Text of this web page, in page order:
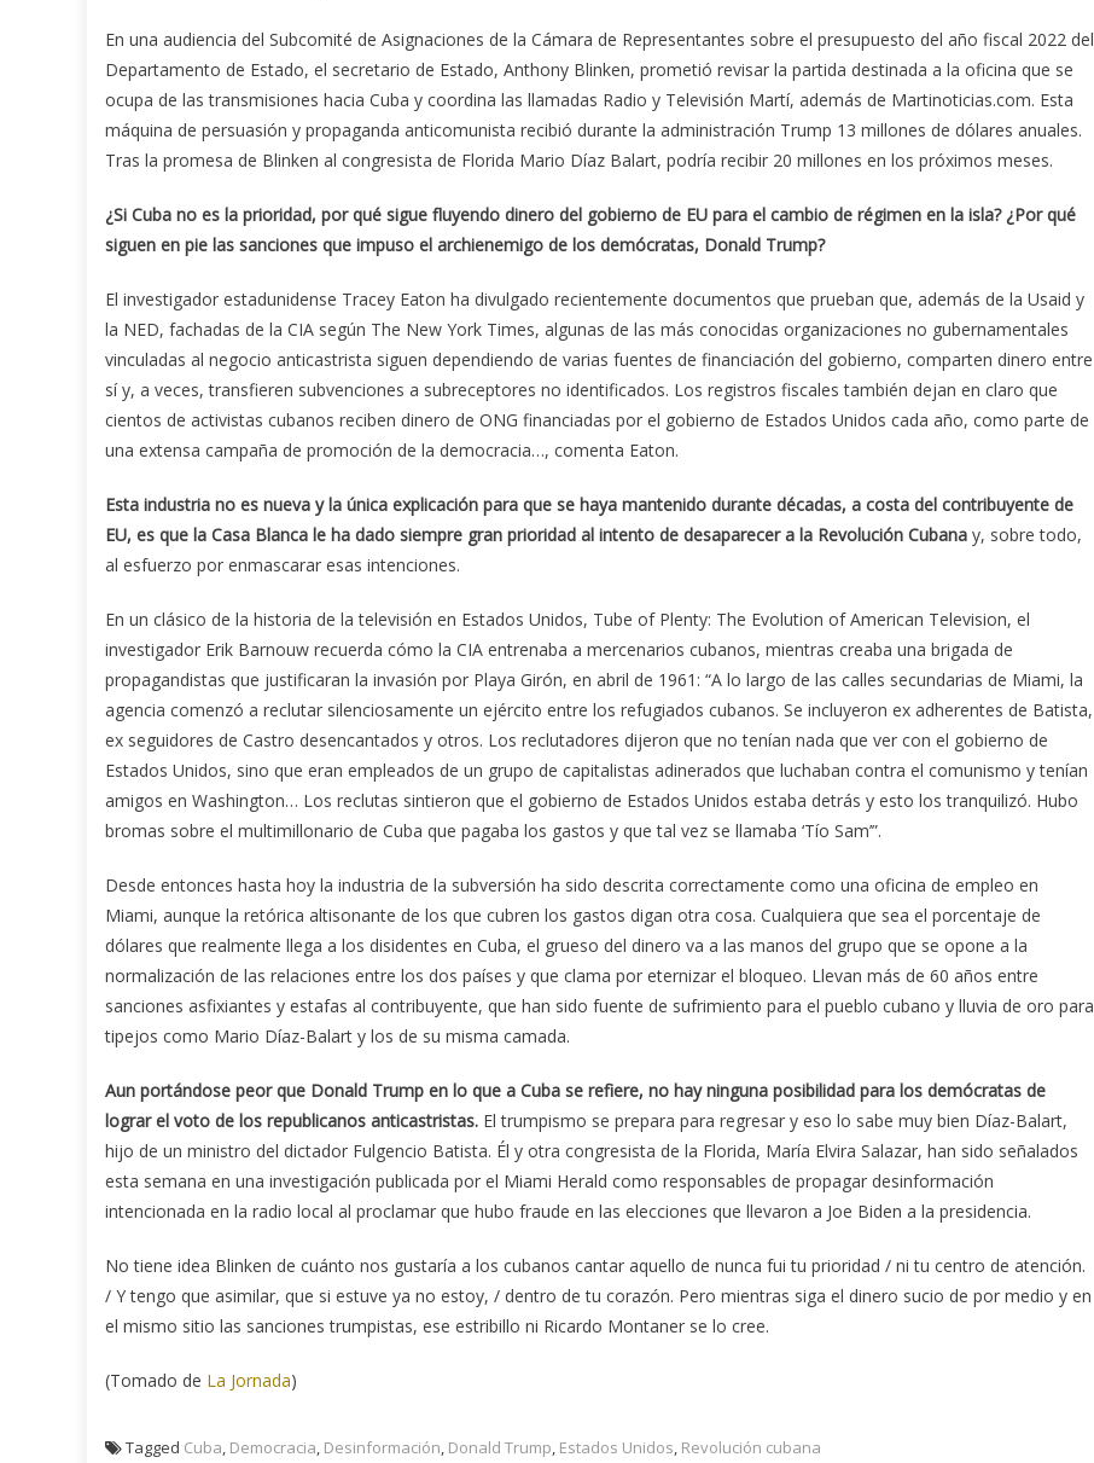
En una audiencia del Subcomité de Asignaciones de la Cámara de Representantes sobre el presupuesto del año fiscal 2022 del
Departamento de Estado, el secretario de Estado, Anthony Blinken, prometió revisar la partida destinada a la oficina que se
ocupa de las transmisiones hacia Cuba y coordina las llamadas Radio y Televisión Martí, además de Martinoticias.com. Esta
máquina de persuasión y propaganda anticomunista recibió durante la administración Trump 13 millones de dólares anuales.
Tras la promesa de Blinken al congresista de Florida Mario Díaz Balart, podría recibir 20 millones en los próximos meses.
¿Si Cuba no es la prioridad, por qué sigue fluyendo dinero del gobierno de EU para el cambio de régimen en la isla? ¿Por qué
siguen en pie las sanciones que impuso el archienemigo de los demócratas, Donald Trump?
El investigador estadunidense Tracey Eaton ha divulgado recientemente documentos que prueban que, además de la Usaid y
la NED, fachadas de la CIA según The New York Times, algunas de las más conocidas organizaciones no gubernamentales
vinculadas al negocio anticastrista siguen dependiendo de varias fuentes de financiación del gobierno, comparten dinero entre
sí y, a veces, transfieren subvenciones a subreceptores no identificados. Los registros fiscales también dejan en claro que
cientos de activistas cubanos reciben dinero de ONG financiadas por el gobierno de Estados Unidos cada año, como parte de
una extensa campaña de promoción de la democracia…, comenta Eaton.
Esta industria no es nueva y la única explicación para que se haya mantenido durante décadas, a costa del contribuyente de
EU, es que la Casa Blanca le ha dado siempre gran prioridad al intento de desaparecer a la Revolución Cubana y, sobre todo,
al esfuerzo por enmascarar esas intenciones.
En un clásico de la historia de la televisión en Estados Unidos, Tube of Plenty: The Evolution of American Television, el
investigador Erik Barnouw recuerda cómo la CIA entrenaba a mercenarios cubanos, mientras creaba una brigada de
propagandistas que justificaran la invasión por Playa Girón, en abril de 1961: “A lo largo de las calles secundarias de Miami, la
agencia comenzó a reclutar silenciosamente un ejército entre los refugiados cubanos. Se incluyeron ex adherentes de Batista,
ex seguidores de Castro desencantados y otros. Los reclutadores dijeron que no tenían nada que ver con el gobierno de
Estados Unidos, sino que eran empleados de un grupo de capitalistas adinerados que luchaban contra el comunismo y tenían
amigos en Washington… Los reclutas sintieron que el gobierno de Estados Unidos estaba detrás y esto los tranquilizó. Hubo
bromas sobre el multimillonario de Cuba que pagaba los gastos y que tal vez se llamaba ‘Tío Sam’”.
Desde entonces hasta hoy la industria de la subversión ha sido descrita correctamente como una oficina de empleo en
Miami, aunque la retórica altisonante de los que cubren los gastos digan otra cosa. Cualquiera que sea el porcentaje de
dólares que realmente llega a los disidentes en Cuba, el grueso del dinero va a las manos del grupo que se opone a la
normalización de las relaciones entre los dos países y que clama por eternizar el bloqueo. Llevan más de 60 años entre
sanciones asfixiantes y estafas al contribuyente, que han sido fuente de sufrimiento para el pueblo cubano y lluvia de oro para
tipejos como Mario Díaz-Balart y los de su misma camada.
Aun portándose peor que Donald Trump en lo que a Cuba se refiere, no hay ninguna posibilidad para los demócratas de
lograr el voto de los republicanos anticastristas. El trumpismo se prepara para regresar y eso lo sabe muy bien Díaz-Balart,
hijo de un ministro del dictador Fulgencio Batista. Él y otra congresista de la Florida, María Elvira Salazar, han sido señalados
esta semana en una investigación publicada por el Miami Herald como responsables de propagar desinformación
intencionada en la radio local al proclamar que hubo fraude en las elecciones que llevaron a Joe Biden a la presidencia.
No tiene idea Blinken de cuánto nos gustaría a los cubanos cantar aquello de nunca fui tu prioridad / ni tu centro de atención.
/ Y tengo que asimilar, que si estuve ya no estoy, / dentro de tu corazón. Pero mientras siga el dinero sucio de por medio y en
el mismo sitio las sanciones trumpistas, ese estribillo ni Ricardo Montaner se lo cree.
(Tomado de La Jornada)
Tagged Cuba, Democracia, Desinformación, Donald Trump, Estados Unidos, Revolución cubana